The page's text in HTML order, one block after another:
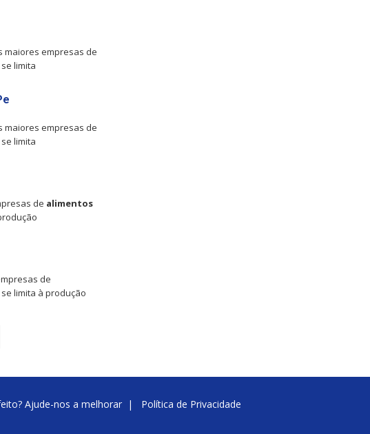
maiores empresas de
limita
maiores empresas de
limita
de alimentos
de
limita à produção
Ajude-nos a melhorar | Política de Privacidade